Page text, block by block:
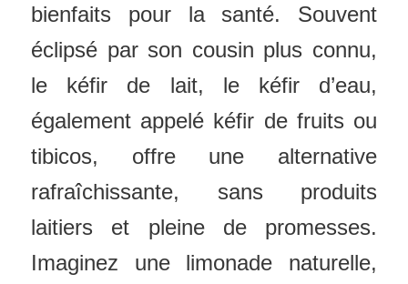
bienfaits pour la santé. Souvent
éclipsé par son cousin plus connu,
le kéfir de lait, le kéfir d’eau,
également appelé kéfir de fruits ou
tibicos, offre une alternative
rafraîchissante, sans produits
laitiers et pleine de promesses.
Imaginez une limonade naturelle,